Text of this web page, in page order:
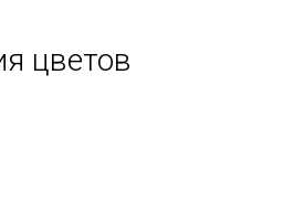
цветов